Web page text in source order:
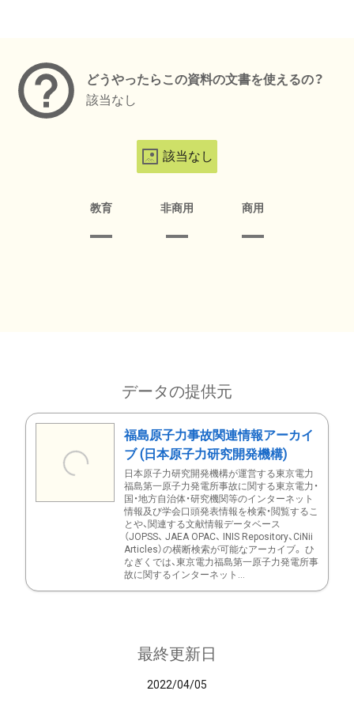
どうやったらこの資料の文書を使えるの？
該当なし
該当なし
教育 非商用 商用
データの提供元
福島原子力事故関連情報アーカイ
ブ (日本原子力研究開発機構)
日本原子力研究開発機構が運営する東京電力
福島第一原子力発電所事故に関する東京電力・
国・地方自治体・研究機関等のインターネット
情報及び学会口頭発表情報を検索・閲覧するこ
とや、関連する文献情報データベース
（JOPSS、 JAEA OPAC、 INIS Repository、CiNii
Articles）の横断検索が可能なアーカイブ。 ひ
なぎくでは、東京電力福島第一原子力発電所事
故に関するインターネット...
最終更新日
2022/04/05